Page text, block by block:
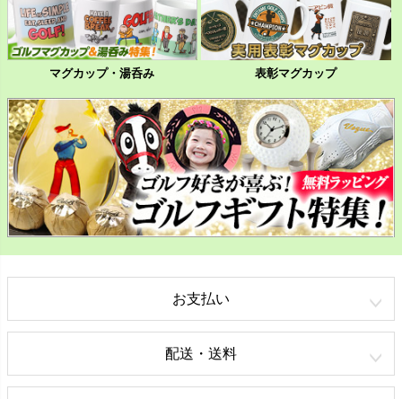
マグカップ・湯呑み 表彰マグカップ
お支払い
配送・送料